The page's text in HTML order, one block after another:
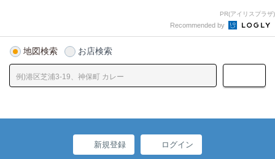
PR(アイリスプラザ)
Recommended by
地図検索 お店検索
新規登録 ログイン